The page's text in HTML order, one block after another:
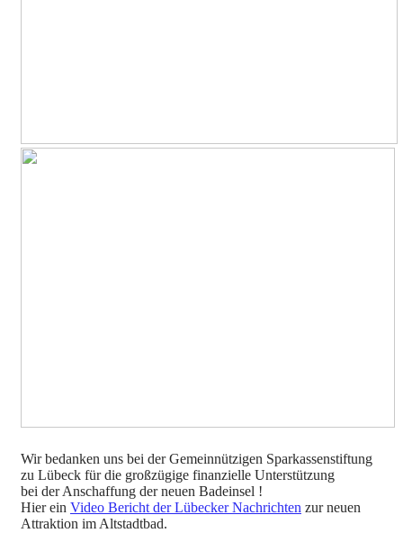
Wir bedanken uns bei der Gemeinnützigen Sparkassenstiftung
zu Lübeck für die großzügige finanzielle Unterstützung
bei der Anschaffung der neuen Badeinsel !
Hier ein Video Bericht der Lübecker Nachrichten zur neuen
Attraktion im Altstadtbad.